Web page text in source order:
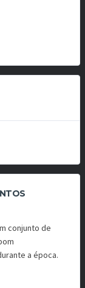
conjunto de
a época.